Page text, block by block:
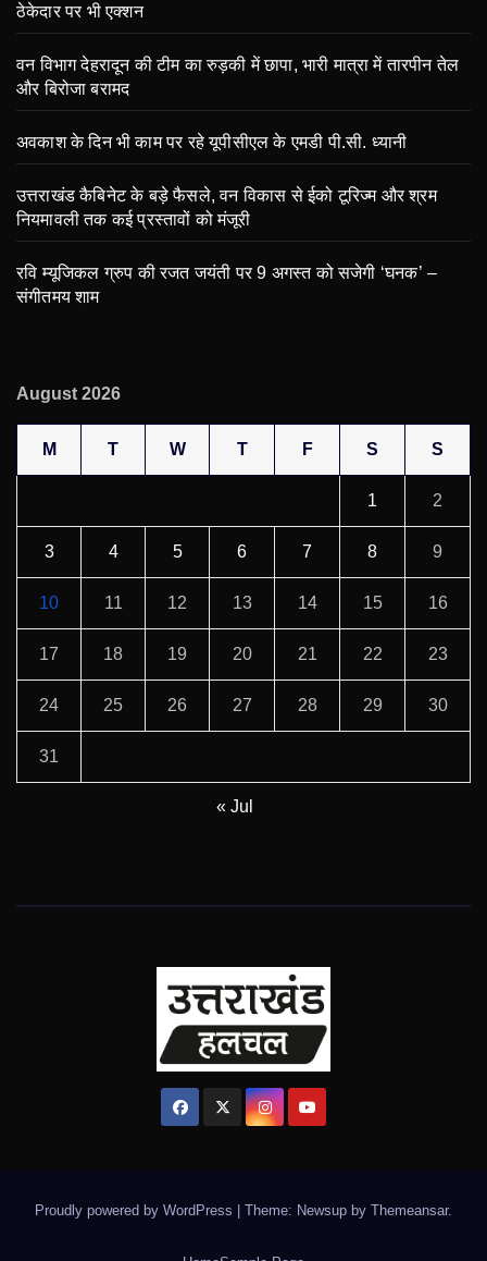
ठेकेदार पर भी एक्शन
वन विभाग देहरादून की टीम का रुड़की में छापा, भारी मात्रा में तारपीन तेल
और बिरोजा बरामद
अवकाश के दिन भी काम पर रहे यूपीसीएल के एमडी पी.सी. ध्यानी
उत्तराखंड कैबिनेट के बड़े फैसले, वन विकास से ईको टूरिज्म और श्रम
नियमावली तक कई प्रस्तावों को मंजूरी
रवि म्यूजिकल ग्रुप की रजत जयंती पर 9 अगस्त को सजेगी ‘घनक’ –
संगीतमय शाम
August 2026
M T W T F S S
1 2
3 4 5 6 7 8 9
10 11 12 13 14 15 16
17 18 19 20 21 22 23
24 25 26 27 28 29 30
31
« Jul
Proudly powered by WordPress Theme: Newsup by Themeansar.